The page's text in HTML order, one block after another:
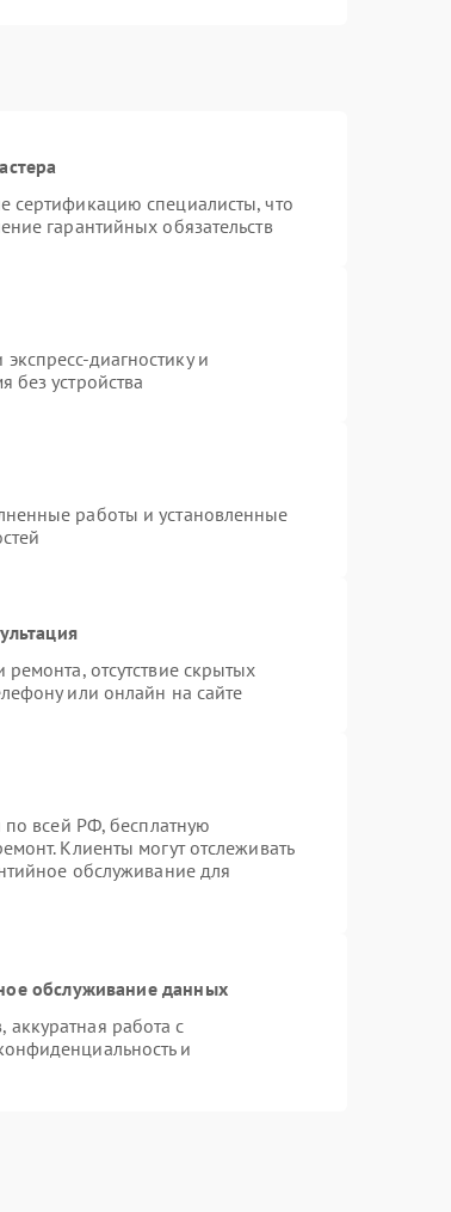
сертификацию специалисты, что
гарантийных обязательств
диагностику и
без устройства
работы и установленные
отсутствие скрытых
или онлайн на сайте
по всей РФ, бесплатную
Клиенты могут отслеживать
обслуживание для
обслуживание данных
работа с
и